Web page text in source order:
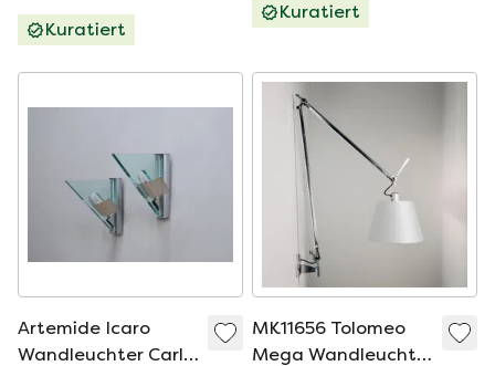
Kuratiert
Kuratiert
Artemide Icaro
Wandleuchter Carlo
MK11656 Tolomeo
Mega Wandleuchte